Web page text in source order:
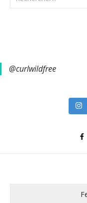
@curlwildfree